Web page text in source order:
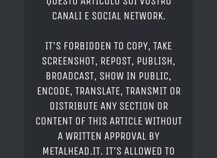
CANALI E SOCIAL NETWORK.
IT'S FORBIDDEN TO COPY, TAKE
SCREENSHOT, REPOST, PUBLISH,
BROADCAST, SHOW IN PUBLIC,
ENCODE, TRANSLATE, TRANSMIT OR
DISTRIBUTE ANY SECTION OR
CONTENT OF THIS ARTICLE WITHOUT
A WRITTEN APPROVAL BY
METALHEAD.IT. IT'S ALLOWED TO